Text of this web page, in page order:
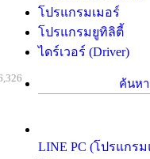
โปรแกรมเมอร์
โปรแกรมยูทิลิตี้
ไดร์เวอร์ (Driver)
ค้นห
LINE PC (โปรแกร